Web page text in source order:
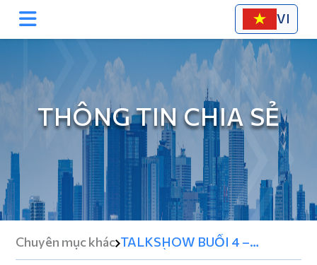
VI
THÔNG TIN CHIA SẺ
Chuyên mục khác TALKSHOW BUỔI 4 –
CHỦ ĐỀ: CHƯƠNG TRÌNH